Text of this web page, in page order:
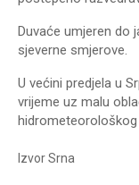
Duvaće umjeren do
sjeverne smjerove.
U većini predjela u
vrijeme uz malu
hidrometeorološkog
IzvorSrna